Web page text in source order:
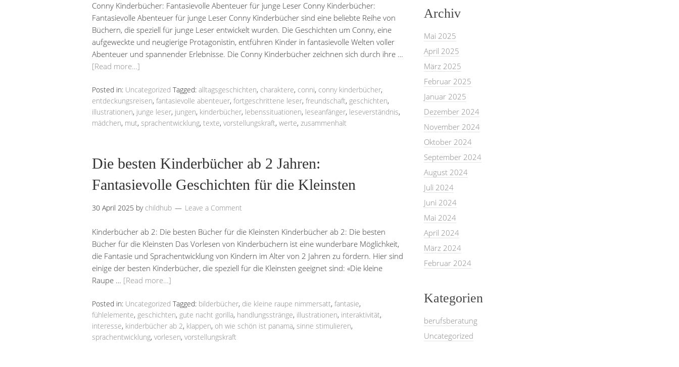
Conny Kinderbücher: Fantasievolle Abenteuer für junge Leser Conny Kinderbücher:
Fantasievolle Abenteuer für junge Leser Conny Kinderbücher sind eine beliebte Reihe von
Büchern, die speziell für junge Leser entwickelt wurden. Die Geschichten um Conny, eine
aufgeweckte und neugierige Protagonistin, entführen Kinder in fantasievolle Welten voller
Abenteuer und spannender Erlebnisse. Die Conny Kinderbücher zeichnen sich durch ihre …
[Read more…]
Posted in: Uncategorized Tagged: alltagsgeschichten, charaktere, conni, conny kinderbücher,
entdeckungsreisen, fantasievolle abenteuer, fortgeschrittene leser, freundschaft, geschichten,
illustrationen, junge leser, jungen, kinderbücher, lebenssituationen, leseanfänger, leseverständnis,
mädchen, mut, sprachentwicklung, texte, vorstellungskraft, werte, zusammenhalt
Die besten Kinderbücher ab 2 Jahren:
Fantasievolle Geschichten für die Kleinsten
30 April 2025 by childhub Leave a Comment
Kinderbücher ab 2: Die besten Bücher für die Kleinsten Kinderbücher ab 2: Die besten
Bücher für die Kleinsten Das Vorlesen von Kinderbüchern ist eine wunderbare Möglichkeit,
die Fantasie und Sprachentwicklung von Kindern im Alter von 2 Jahren zu fördern. Hier sind
einige der besten Kinderbücher, die speziell für die Kleinsten geeignet sind: «Die kleine
Raupe … [Read more…]
Posted in: Uncategorized Tagged: bilderbücher, die kleine raupe nimmersatt, fantasie,
fühlelemente, geschichten, gute nacht gorilla, handlungsstränge, illustrationen, interaktivität,
interesse, kinderbücher ab 2, klappen, oh wie schön ist panama, sinne stimulieren,
sprachentwicklung, vorlesen, vorstellungskraft
Archiv
Mai 2025
April 2025
März 2025
Februar 2025
Januar 2025
Dezember 2024
November 2024
Oktober 2024
September 2024
August 2024
Juli 2024
Juni 2024
Mai 2024
April 2024
März 2024
Februar 2024
Kategorien
berufsberatung
Uncategorized